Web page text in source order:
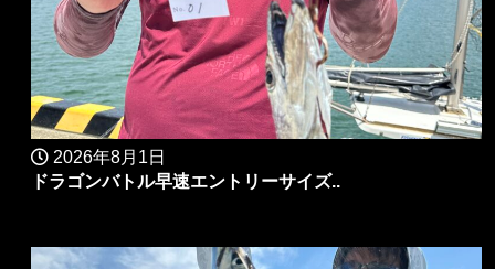
2026年8月1日
ドラゴンバトル早速エントリーサイズ..